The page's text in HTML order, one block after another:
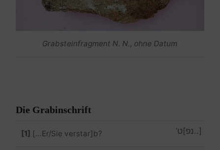
Grabsteinfragment N. N., ohne Datum
Die Grabinschrift
[1] […Er/Sie verstar]b? [..נפ]ט’